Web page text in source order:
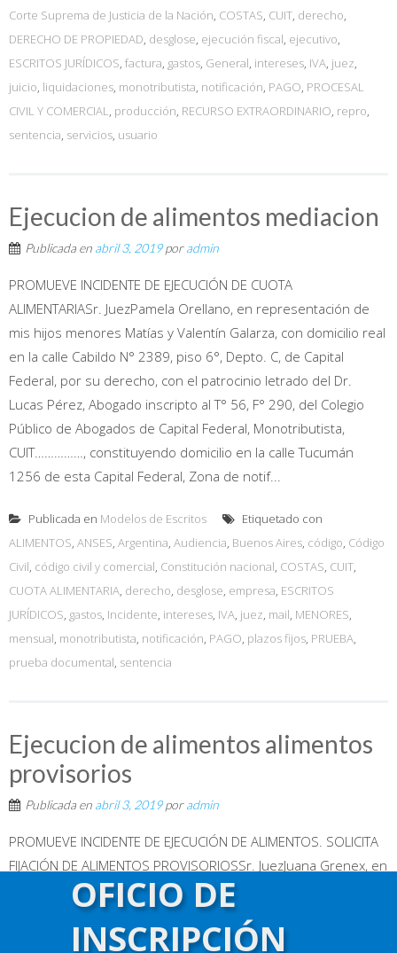
Corte Suprema de Justicia de la Nación, COSTAS, CUIT, derecho,
DERECHO DE PROPIEDAD, desglose, ejecución fiscal, ejecutivo,
ESCRITOS JURÍDICOS, factura, gastos, General, intereses, IVA, juez,
juicio, liquidaciones, monotributista, notificación, PAGO, PROCESAL
CIVIL Y COMERCIAL, producción, RECURSO EXTRAORDINARIO, repro,
sentencia, servicios, usuario
Ejecucion de alimentos mediacion
Publicada en abril 3, 2019poradmin
PROMUEVE INCIDENTE DE EJECUCIÓN DE CUOTA
ALIMENTARIASr. JuezPamela Orellano, en representación de
mis hijos menores Matías y Valentín Galarza, con domicilio real
en la calle Cabildo N° 2389, piso 6°, Depto. C, de Capital
Federal, por su derecho, con el patrocinio letrado del Dr.
Lucas Pérez, Abogado inscripto al T° 56, F° 290, del Colegio
Público de Abogados de Capital Federal, Monotributista,
CUIT……………, constituyendo domicilio en la calle Tucumán
1256 de esta Capital Federal, Zona de notif...
Publicada en Modelos de Escritos
Etiquetado con
ALIMENTOS, ANSES, Argentina, Audiencia, Buenos Aires, código, Código
Civil, código civil y comercial, Constitución nacional, COSTAS, CUIT,
CUOTA ALIMENTARIA, derecho, desglose, empresa, ESCRITOS
JURÍDICOS, gastos, Incidente, intereses, IVA, juez, mail, MENORES,
mensual, monotributista, notificación, PAGO, plazos fijos, PRUEBA,
prueba documental, sentencia
Ejecucion de alimentos alimentos
provisorios
Publicada en abril 3, 2019poradmin
PROMUEVE INCIDENTE DE EJECUCIÓN DE ALIMENTOS. SOLICITA
FIJACIÓN DE ALIMENTOS PROVISORIOSSr. JuezJuana Grenex, en
representación de mi hija Trinidad Videla, con domicilio real en
la calle Cabrera N° 3257, 10º piso, Depto. C, de Capital Federal,
por su derecho, con el patrocinio letrado del Dr. Ricardo
OFICIO DE
INSCRIPCIÓN